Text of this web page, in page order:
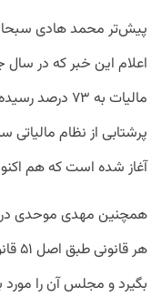
پیش‌تر محمد هادی
اعلام این خبر که در
مالیات به ۷۳
پرشتابی از نظام
آغاز شده است که هم
همچنین مهدی موحدی در
هر
بگیرد و مجلس آن را مورد